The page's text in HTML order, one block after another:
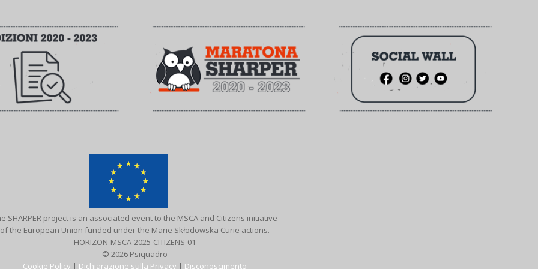
SHARPER project is an associated event to the MSCA and Citizens initiative
of the European Union funded under the Marie Skłodowska Curie actions.
HORIZON-MSCA-2025-CITIZENS-01
© 2026 Psiquadro
Cookie Policy | Dichiarazione sulla Privacy | Disconoscimento